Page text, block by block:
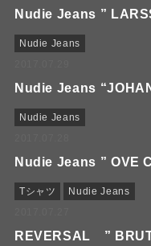
Nudie Jeans ”
Nudie Jeans
Nudie Jeans
Nudie Jeans
Nudie Jeans ” OVE
Tシャツ
Nudie Jeans
REVERSAL ”